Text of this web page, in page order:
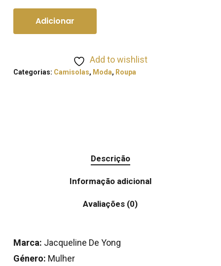
Adicionar
Add to wishlist
Categorias: Camisolas, Moda, Roupa
Descrição
Informação adicional
Avaliações (0)
Marca: Jacqueline De Yong
Género: Mulher